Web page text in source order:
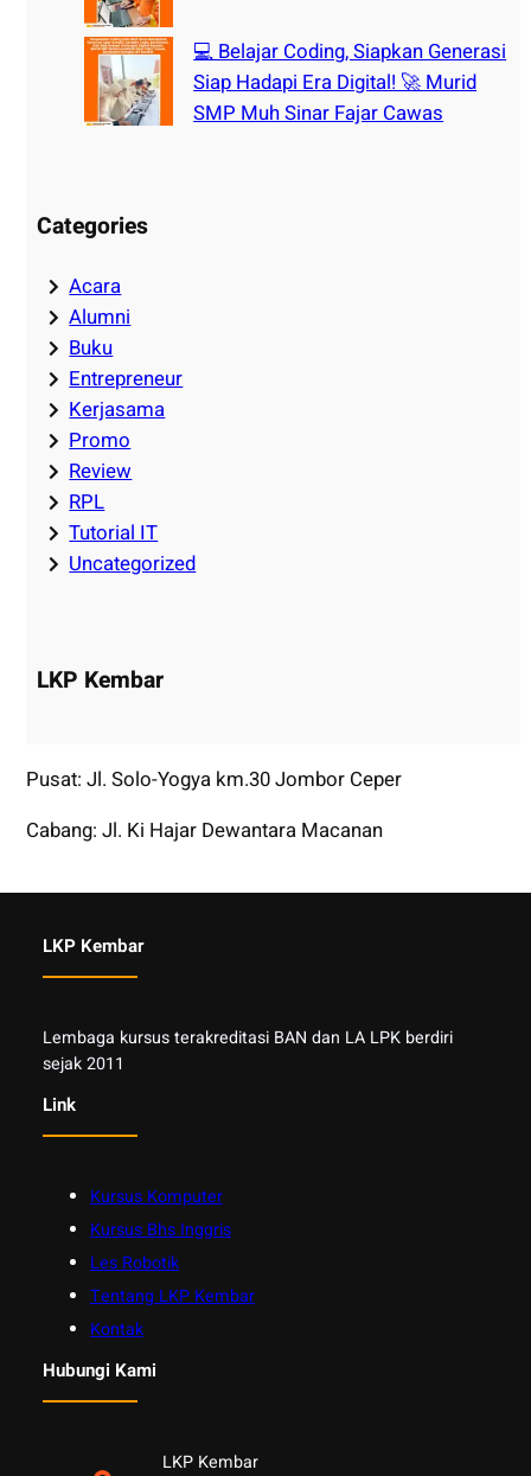
💻 Belajar Coding, Siapkan Generasi
Siap Hadapi Era Digital! 🚀 Murid
SMP Muh Sinar Fajar Cawas
Categories
Acara
Alumni
Buku
Entrepreneur
Kerjasama
Promo
Review
RPL
Tutorial IT
Uncategorized
LKP Kembar
Pusat: Jl. Solo-Yogya km.30 Jombor Ceper
Cabang: Jl. Ki Hajar Dewantara Macanan
LKP Kembar
Lembaga kursus terakreditasi BAN dan LA LPK berdiri
sejak 2011
Link
Kursus Komputer
Kursus Bhs Inggris
Les Robotik
Tentang LKP Kembar
Kontak
Hubungi Kami
LKP Kembar